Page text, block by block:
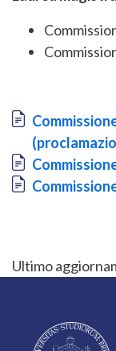
Document
Document
Document
Ultimo